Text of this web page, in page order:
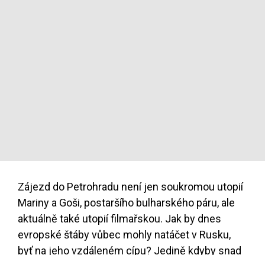
Zájezd do Petrohradu není jen soukromou utopií
Mariny a Goši, postaršího bulharského páru, ale
aktuálně také utopií filmařskou. Jak by dnes
evropské štáby vůbec mohly natáčet v Rusku,
byť na jeho vzdáleném cípu? Jedině kdyby snad